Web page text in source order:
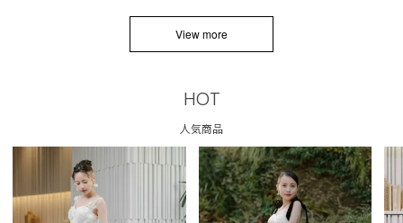
View more
HOT
人気商品